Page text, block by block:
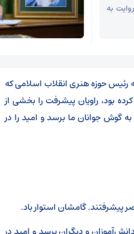
به
رئیس حوزه هنری انقلاب اسلامی که
بود، راویان پیشرفت را بخشی از
گوش جوانان ما برسد و امید را در
پیشرفتند. گامشان استوار باد.